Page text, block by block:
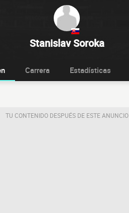
Stanislav Soroka
Carrera Estadísticas
TU CONTENIDO DESPUÉS DE ESTE ANUNCIO